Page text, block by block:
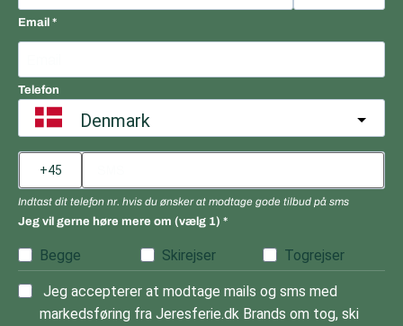
Email
Telefon
Denmark
Indtast dit telefon nr. hvis du ønsker at modtage gode tilbud på sms
Jeg vil gerne høre mere om (vælg 1)
Begge Skirejser Togrejser
Jeg accepterer at modtage mails og sms med
markedsføring fra Jeresferie.dk Brands om tog, ski